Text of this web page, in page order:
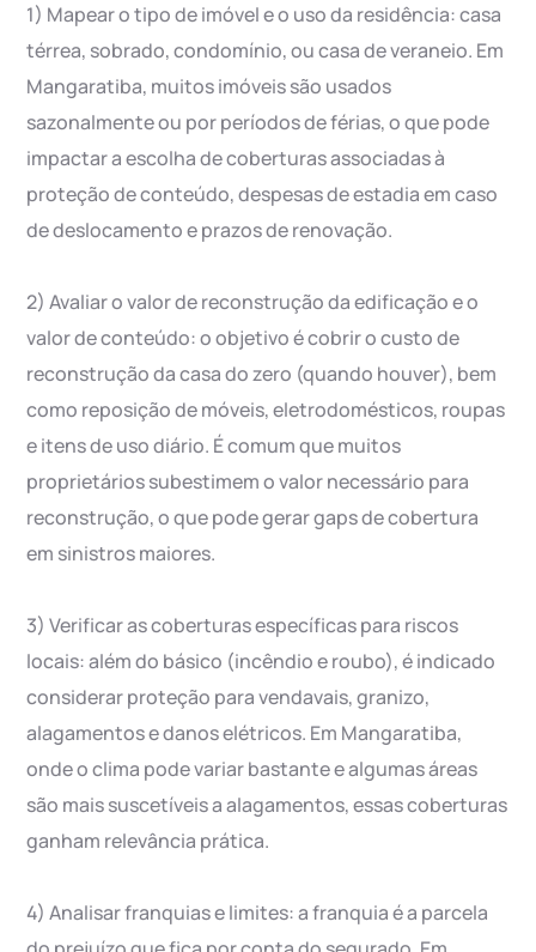
1) Mapear o tipo de imóvel e o uso da residência: casa
térrea, sobrado, condomínio, ou casa de veraneio. Em
Mangaratiba, muitos imóveis são usados
sazonalmente ou por períodos de férias, o que pode
impactar a escolha de coberturas associadas à
proteção de conteúdo, despesas de estadia em caso
de deslocamento e prazos de renovação.
2) Avaliar o valor de reconstrução da edificação e o
valor de conteúdo: o objetivo é cobrir o custo de
reconstrução da casa do zero (quando houver), bem
como reposição de móveis, eletrodomésticos, roupas
e itens de uso diário. É comum que muitos
proprietários subestimem o valor necessário para
reconstrução, o que pode gerar gaps de cobertura
em sinistros maiores.
3) Verificar as coberturas específicas para riscos
locais: além do básico (incêndio e roubo), é indicado
considerar proteção para vendavais, granizo,
alagamentos e danos elétricos. Em Mangaratiba,
onde o clima pode variar bastante e algumas áreas
são mais suscetíveis a alagamentos, essas coberturas
ganham relevância prática.
4) Analisar franquias e limites: a franquia é a parcela